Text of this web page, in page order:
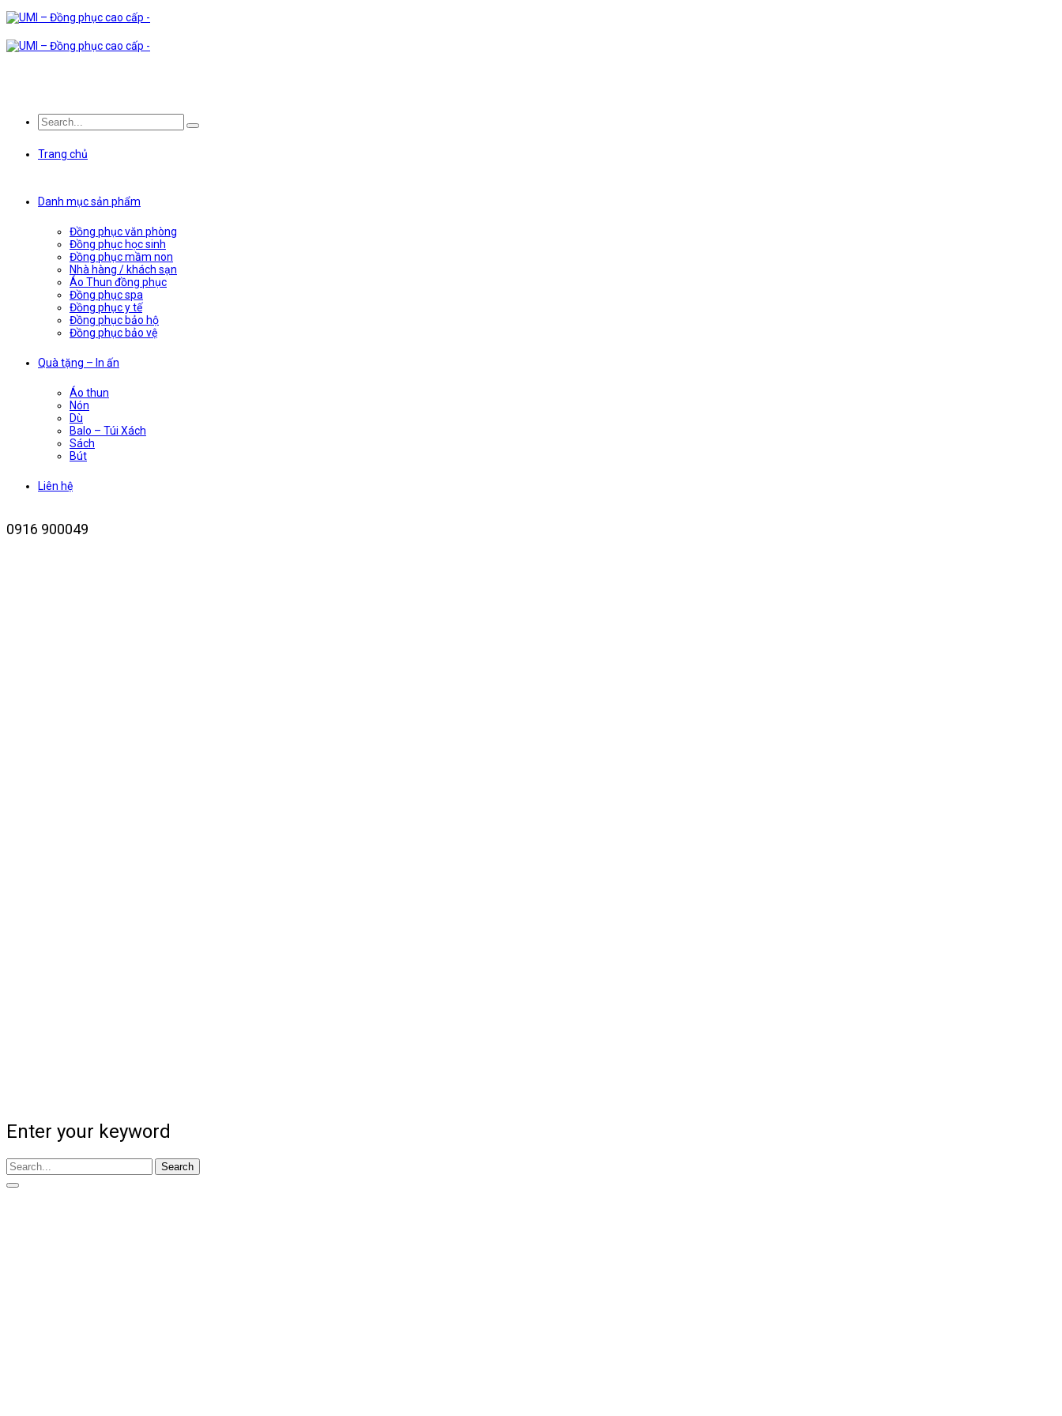
Trang chủ
Danh mục sản phẩm
Đồng phục văn phòng
Đồng phục học sinh
Đồng phục mầm non
Nhà hàng / khách sạn
Áo Thun đồng phục
Đồng phục spa
Đồng phục y tế
Đồng phục bảo hộ
Đồng phục bảo vệ
Quà tặng – In ấn
Áo thun
Nón
Dù
Balo – Túi Xách
Sách
Bút
Liên hệ
0916 900049
Enter your keyword
Search